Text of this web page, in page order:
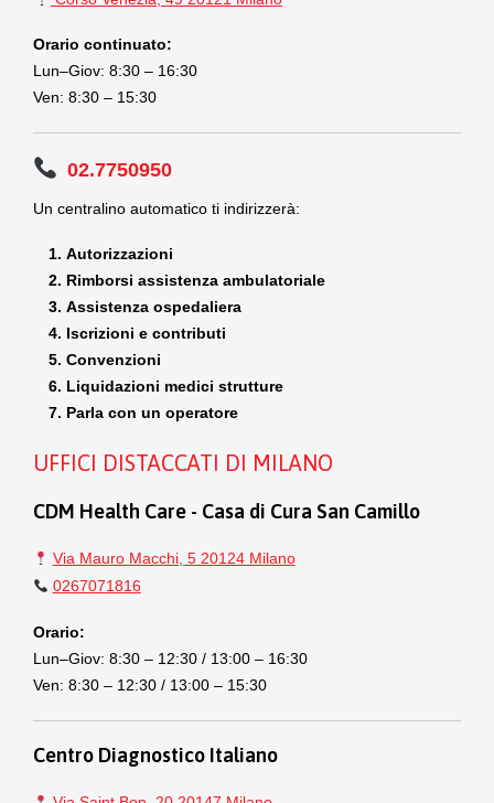
Orario continuato:
Lun–Giov: 8:30 – 16:30
Ven: 8:30 – 15:30
02.7750950
Un centralino automatico ti indirizzerà:
Autorizzazioni
Rimborsi assistenza ambulatoriale
Assistenza ospedaliera
Iscrizioni e contributi
Convenzioni
Liquidazioni medici strutture
Parla con un operatore
UFFICI DISTACCATI DI MILANO
CDM Health Care - Casa di Cura San Camillo
Via Mauro Macchi, 5 20124 Milano
0267071816
Orario:
Lun–Giov: 8:30 – 12:30 / 13:00 – 16:30
Ven: 8:30 – 12:30 / 13:00 – 15:30
Centro Diagnostico Italiano